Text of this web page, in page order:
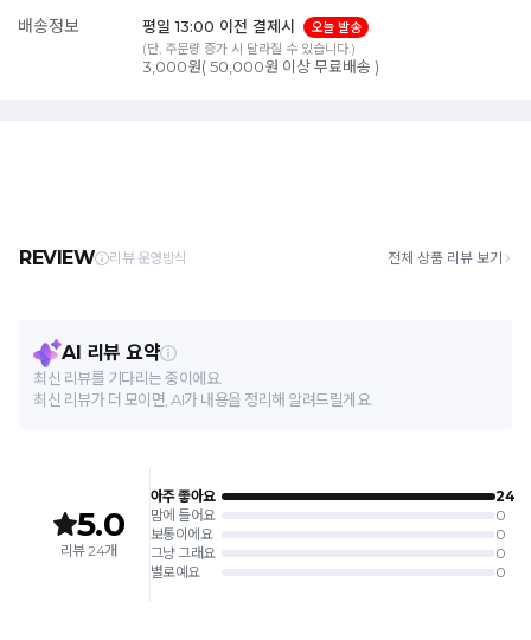
배송정보 평일 13:00 이전 결제시
오늘 발송
(단, 주문량 증가 시 달라질 수 있습니다.)
3,000원( 50,000원 이상 무료배송 )